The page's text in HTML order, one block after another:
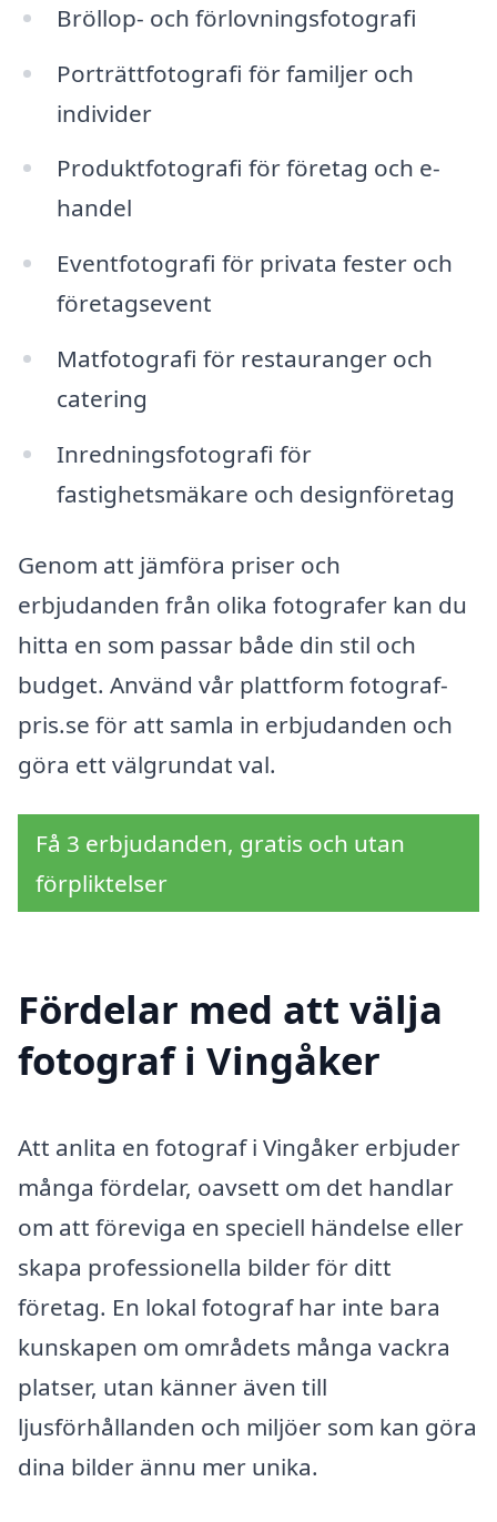
Bröllop- och förlovningsfotografi
Porträttfotografi för familjer och
individer
Produktfotografi för företag och e-
handel
Eventfotografi för privata fester och
företagsevent
Matfotografi för restauranger och
catering
Inredningsfotografi för
fastighetsmäkare och designföretag
Genom att jämföra priser och
erbjudanden från olika fotografer kan du
hitta en som passar både din stil och
budget. Använd vår plattform fotograf-
pris.se för att samla in erbjudanden och
göra ett välgrundat val.
Få 3 erbjudanden, gratis och utan
förpliktelser
Fördelar med att välja
fotograf i Vingåker
Att anlita en fotograf i Vingåker erbjuder
många fördelar, oavsett om det handlar
om att föreviga en speciell händelse eller
skapa professionella bilder för ditt
företag. En lokal fotograf har inte bara
kunskapen om områdets många vackra
platser, utan känner även till
ljusförhållanden och miljöer som kan göra
dina bilder ännu mer unika.